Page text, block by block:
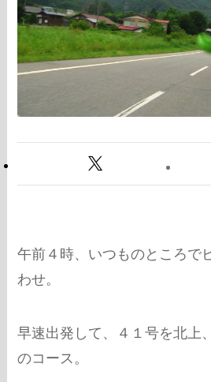
午前４時、いつものところで
わせ。
早速出発して、４１号を北上
のコース。